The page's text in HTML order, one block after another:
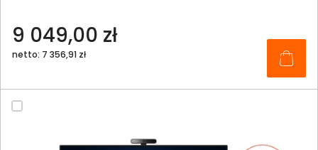
9 049,00 zł
netto: 7 356,91 zł